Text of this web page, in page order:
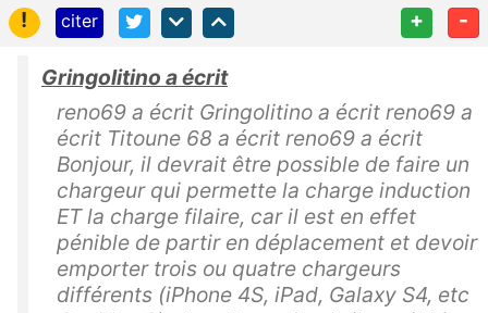
!
citer + -
Gringolitino a écrit
reno69 a écrit Gringolitino a écrit reno69 a
écrit Titoune 68 a écrit reno69 a écrit
Bonjour, il devrait être possible de faire un
chargeur qui permette la charge induction
ET la charge filaire, car il est en effet
pénible de partir en déplacement et devoir
emporter trois ou quatre chargeurs
différents (iPhone 4S, iPad, Galaxy S4, etc